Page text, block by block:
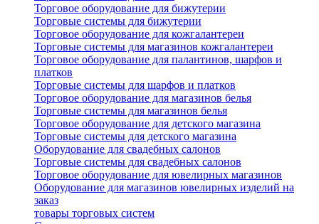
Торговое оборудование для бижутерии
Торговые системы для бижутерии
Торговое оборудование для кожгалантереи
Торговые системы для магазинов кожгалантереи
Торговое оборудование для палантинов, шарфов и
платков
Торговые системы для шарфов и платков
Торговое оборудование для магазинов белья
Торговые системы для магазинов белья
Торговое оборудование для детского магазина
Торговые системы для детского магазина
Оборудование для свадебных салонов
Торговые системы для свадебных салонов
Торговое оборудование для ювелирных магазинов
Оборудование для магазинов ювелирных изделий на
заказ
товары торговых систем